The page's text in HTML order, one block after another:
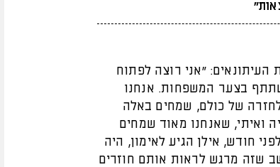
"אני רוצה לפתוח
בצער המשפחות. אנחנו
של כולם, שמחים באלה
ואיתי, שאנחנו מאוד שמחים
חודש, אילן הגיע לאימון, היה
שזה מרגש לראות אותם חוזרים